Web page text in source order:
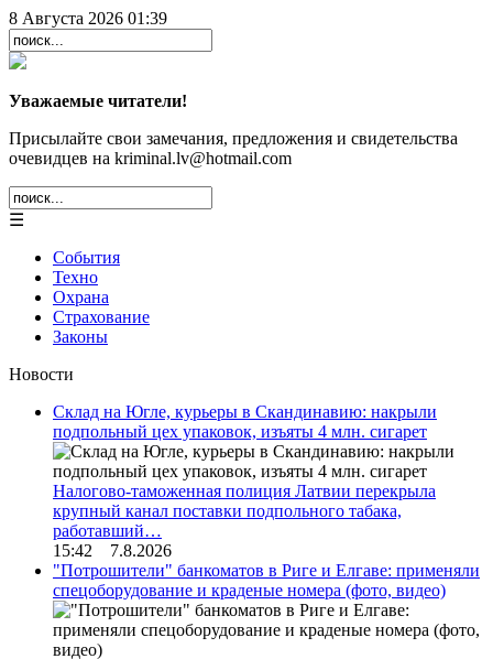
8 Августа 2026 01:39
Уважаемые читатели!
Присылайте свои замечания, предложения и свидетельства
очевидцев на kriminal.lv@hotmail.com
☰
События
Техно
Охрана
Страхование
Законы
Новости
Склад на Югле, курьеры в Скандинавию: накрыли
подпольный цех упаковок, изъяты 4 млн. сигарет
Налогово-таможенная полиция Латвии перекрыла
крупный канал поставки подпольного табака,
работавший…
15:42 7.8.2026
"Потрошители" банкоматов в Риге и Елгаве: применяли
спецоборудование и краденые номера (фото, видео)